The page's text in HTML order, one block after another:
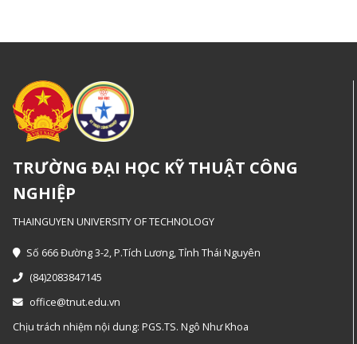
TRƯỜNG ĐẠI HỌC KỸ THUẬT CÔNG
NGHIỆP
THAINGUYEN UNIVERSITY OF TECHNOLOGY
Số 666 Đường 3-2, P.Tích Lương, Tỉnh Thái Nguyên
(84)2083847145
office@tnut.edu.vn
Chịu trách nhiệm nội dung: PGS.TS. Ngô Như Khoa